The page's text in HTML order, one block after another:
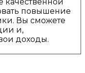
повышение
Вы сможете
и,
доходы.